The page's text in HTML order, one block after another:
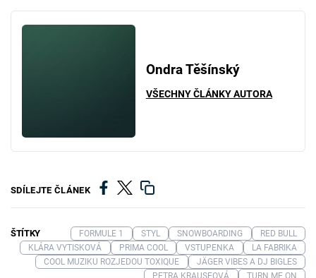
Ondra Těšínský
VŠECHNY ČLÁNKY AUTORA
SDÍLEJTE ČLÁNEK
ŠTÍTKY FORMULE 1 STYL SNOWBOARDING
RED BULL
KLÁRA VYTISKOVÁ
PRIMA COOL VSTUPENKA
LA FABRIKA
COOL MUZIKU ROZJEDOU TOXIQUE
JÄGER VIBES A DJ BIGLES